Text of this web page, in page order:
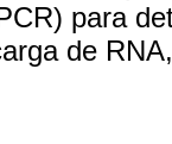
para
de